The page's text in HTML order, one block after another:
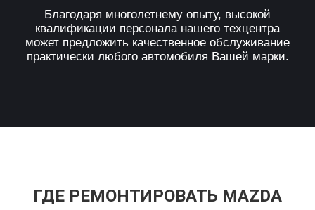
Благодаря многолетнему опыту, высокой
квалификации персонала нашего техцентра
может предложить качественное обслуживание
практически любого автомобиля Вашей марки.
ГДЕ РЕМОНТИРОВАТЬ MAZDA